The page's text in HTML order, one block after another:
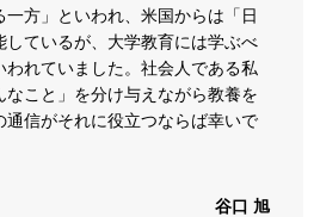
方」といわれ、米国からは「日
しているが、大学教育には学ぶべ
われていました。社会人である私
なこと」を分け与えながら教養を
通信がそれに役立つならば幸いで
谷口 旭